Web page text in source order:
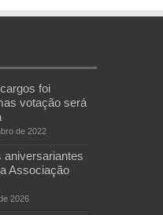
foi
votação será
de 2022
aniversariantes
Associação
2026